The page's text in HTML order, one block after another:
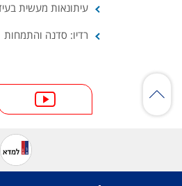
עיתונאות מעשית
רדיו: סדנה והתמחות